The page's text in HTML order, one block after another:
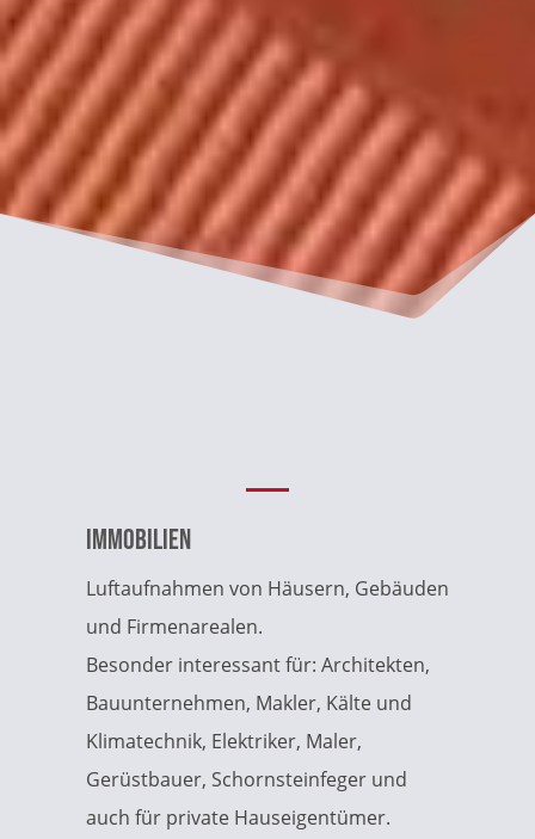
Immobilien
Luftaufnahmen von Häusern, Gebäuden
und Firmenarealen.
Besonder interessant für: Architekten,
Bauunternehmen, Makler, Kälte und
Klimatechnik, Elektriker, Maler,
Gerüstbauer, Schornsteinfeger und
auch für private Hauseigentümer.